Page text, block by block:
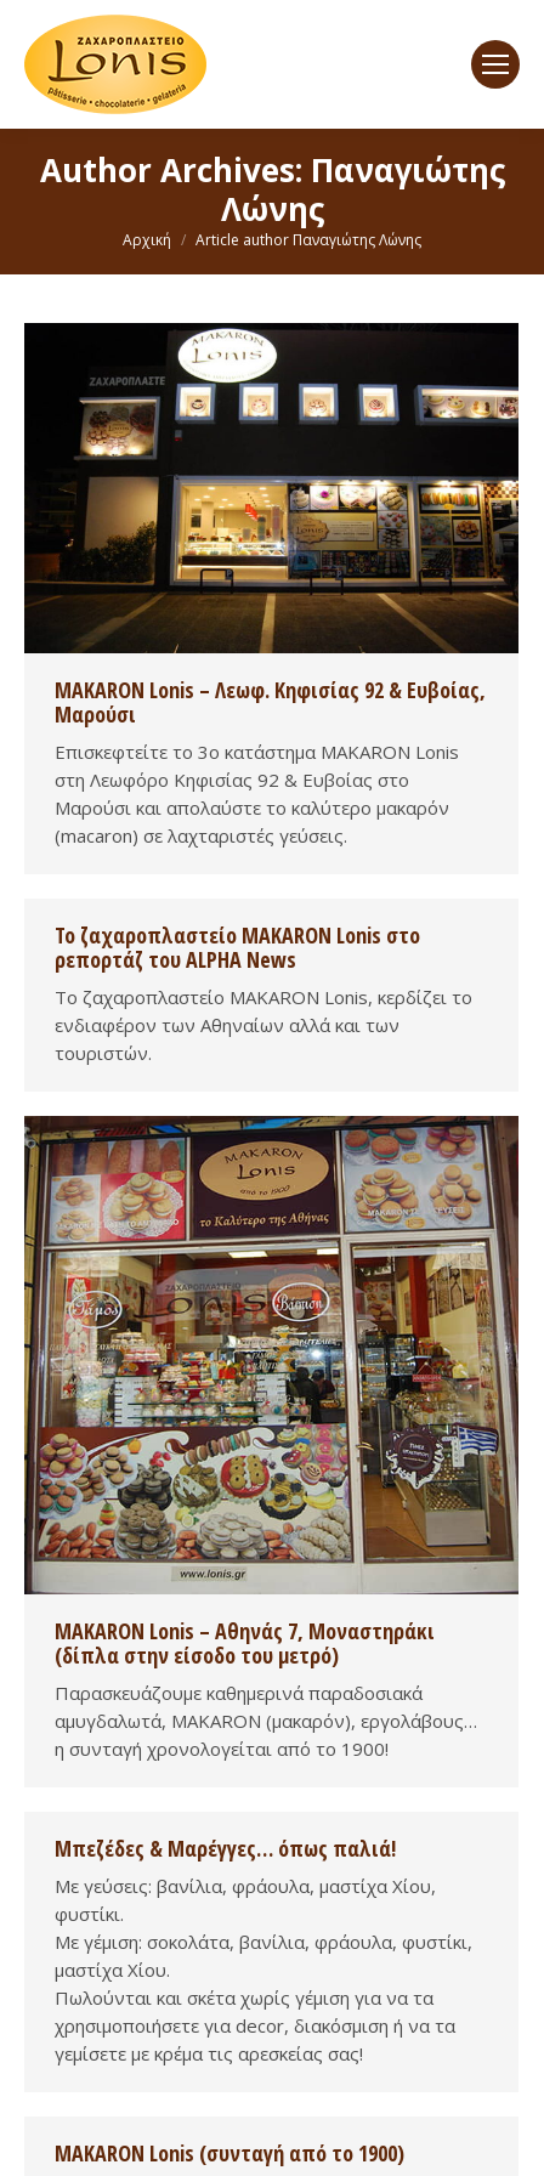
Author Archives: Παναγιώτης
Λώνης
You are here:
Αρχική Article author Παναγιώτης Λώνης
MAKARON Lonis – Λεωφ. Κηφισίας 92 & Ευβοίας,
Μαρούσι
Επισκεφτείτε το 3ο κατάστημα MAKARON Lonis
στη Λεωφόρο Κηφισίας 92 & Ευβοίας στο
Μαρούσι και απολαύστε το καλύτερο μακαρόν
(macaron) σε λαχταριστές γεύσεις.
Το ζαχαροπλαστείο MAKARON Lonis στο
ρεπορτάζ του ALPHA News
Το ζαχαροπλαστείο MAKARON Lonis, κερδίζει το
ενδιαφέρον των Αθηναίων αλλά και των
τουριστών.
MAKARON Lonis – Αθηνάς 7, Μοναστηράκι
(δίπλα στην είσοδο του μετρό)
Παρασκευάζουμε καθημερινά παραδοσιακά
αμυγδαλωτά, MAKARON (μακαρόν), εργολάβους…
η συνταγή χρονολογείται από το 1900!
Μπεζέδες & Μαρέγγες… όπως παλιά!
Με γεύσεις: βανίλια, φράουλα, μαστίχα Χίου,
φυστίκι.
Με γέμιση: σοκολάτα, βανίλια, φράουλα, φυστίκι,
μαστίχα Χίου.
Πωλούνται και σκέτα χωρίς γέμιση για να τα
χρησιμοποιήσετε για decor, διακόσμιση ή να τα
γεμίσετε με κρέμα τις αρεσκείας σας!
MAKARON Lonis (συνταγή από το 1900)